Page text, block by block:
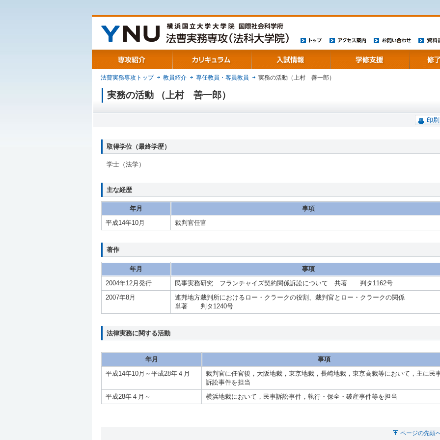
トップ アクセス案内 お問い合わせ 資料請求
専攻紹介 カリキュラム 入試情報 学修支援
法曹実務専攻トップ 教員紹介 専任教員・客員教員 実務の活動（上村 善一郎）
実務の活動 （上村 善一郎）
印刷
取得学位（最終学歴）
学士（法学）
主な経歴
年月
事項
平成14年10月
裁判官任官
著作
年月
事項
2004年12月発行
民事実務研究 フランチャイズ契約関係訴訟について 共著 判タ1162号
2007年8月
連邦地方裁判所におけるロー・クラークの役割、裁判官とロー・クラークの関係
単著 判タ1240号
法律実務に関する活動
年月
事項
平成14年10月～平成28年４月
裁判官に任官後，大阪地裁，東京地裁，長崎地裁，東京高裁等において，主に民
訴訟事件を担当
平成28年４月～
横浜地裁において，民事訴訟事件，執行・保全・破産事件等を担当
ページの先頭